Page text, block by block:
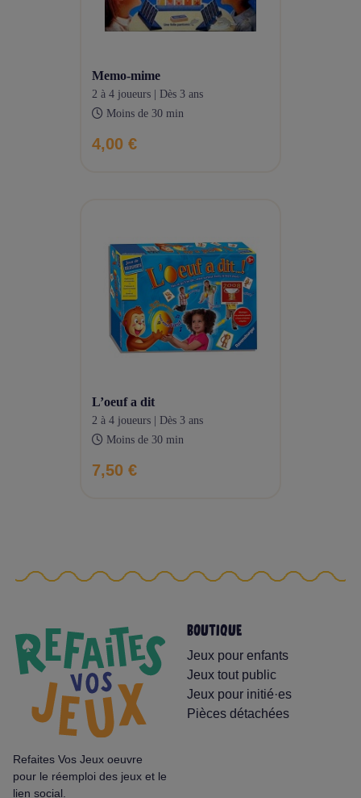
memo-mime
2 à 4 joueurs | Dès 3 ans
Moins de 30 min
4,00 €
l’oeuf a dit
2 à 4 joueurs | Dès 3 ans
Moins de 30 min
7,50 €
Refaites Vos Jeux oeuvre
pour le réemploi des jeux et le
lien social.
BOUTIQUE
Jeux pour enfants
Jeux tout public
Jeux pour initié·es
Pièces détachées